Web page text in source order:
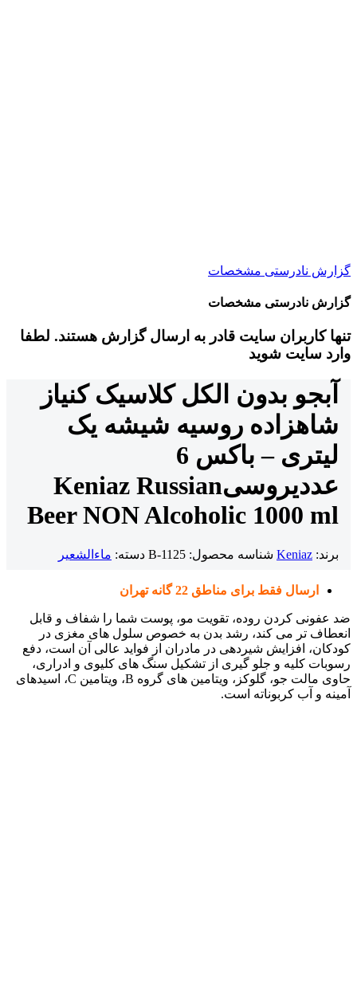
گزارش نادرستی مشخصات
گزارش نادرستی مشخصات
تنها کاربران سایت قادر به ارسال گزارش هستند. لطفا
وارد سایت شوید
آبجو بدون الکل کلاسیک کنیاز
شاهزاده روسیه شیشه یک
لیتری – باکس 6
عددیروسیKeniaz Russian
Beer NON Alcoholic 1000 ml
برند: Keniaz شناسه محصول: B-1125 دسته: ماءالشعیر
ارسال فقط برای مناطق 22 گانه تهران
ضد عفونی کردن روده، تقویت مو، پوست شما را شفاف و قابل
انعطاف تر می کند، رشد بدن به خصوص سلول های مغزی در
کودکان، افزایش شیردهی در مادران از فواید عالی آن است، دفع
رسوبات کلیه و جلو گیری از تشکیل سنگ های کلیوی و ادراری،
حاوی مالت جو، گلوکز، ویتامین های گروه B، ویتامین C، اسیدهای
آمینه و آب کربوناته است.